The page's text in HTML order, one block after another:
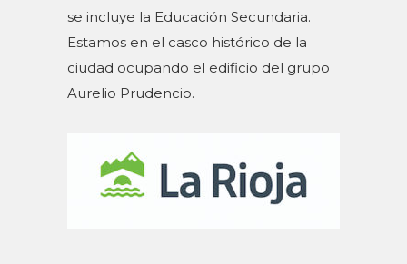
se incluye la Educación Secundaria.
Estamos en el casco histórico de la
ciudad ocupando el edificio del grupo
Aurelio Prudencio.